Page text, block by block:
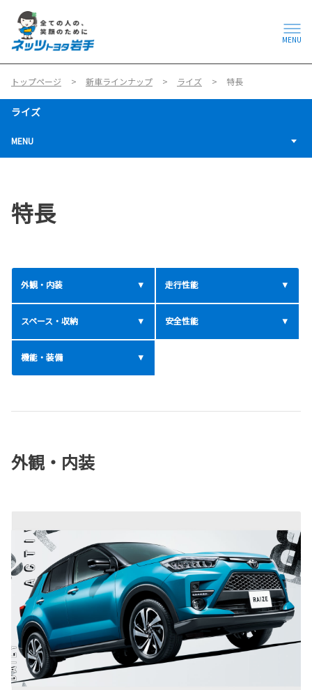
MENU
トップページ 新車ラインナップ ライズ 特長
ライズ
MENU
特長
外観・内装 走行性能
スペース・収納 安全性能
機能・装備
外観・内装